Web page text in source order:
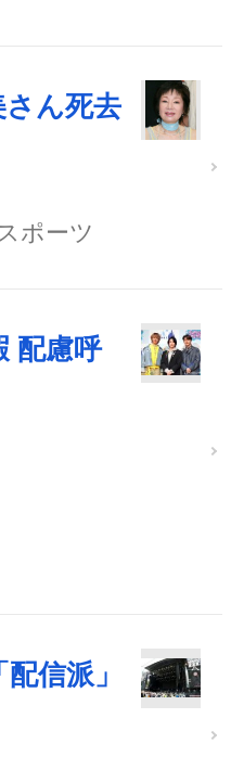
ん死去
ポーツ
配慮呼
信派」